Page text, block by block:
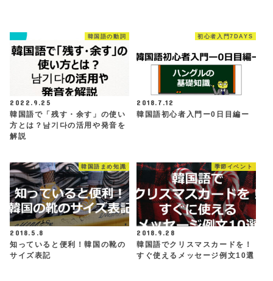
韓国語の動詞
2022.9.25
韓国語で「残す・余す」の使い
方とは？남기다の活用や発音を
解説
初心者入門7DAYS
2018.7.12
韓国語初心者入門ー0日目編ー
韓国語まめ知識
2018.5.8
知っていると便利！韓国の靴の
サイズ表記
季節イベント
2018.9.28
韓国語でクリスマスカードを！
すぐ使えるメッセージ例文10選